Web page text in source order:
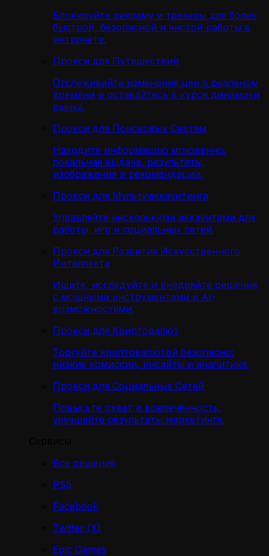
Блокируйте рекламу и трекеры для более
быстрой, безопасной и чистой работы в
интернете.
Прокси для Путешествий
Отслеживайте изменения цен в реальном
времени и оставайтесь в курсе динамики
рынка.
Прокси для Поисковых Систем
Находите информацию мгновенно:
локальная выдача, результаты,
изображения и рекомендации.
Прокси для Мультиаккаунтинга
Управляйте несколькими аккаунтами для
работы, игр и социальных сетей.
Прокси для Развития Искусственного
Интеллекта
Ищите, исследуйте и внедряйте решения
с мощными инструментами и AI-
возможностями.
Прокси для Криптовалют
Торгуйте криптовалютой безопасно:
низкие комиссии, инсайты и аналитика.
Прокси для Социальных Сетей
Повысьте охват и вовлечённость,
улучшайте результаты маркетинга.
Все решения
PS5
Facebook
Twitter (X)
Epic Games